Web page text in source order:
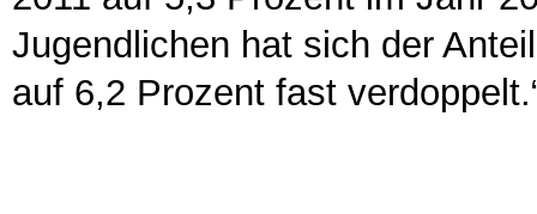
Jugendlichen hat sich der
auf 6,2 Prozent fast